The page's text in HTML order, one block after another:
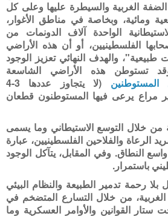
الغربية والسيطرة عليها وعلى كل
ومائية، وبخاصة في مناطق الأغوار،
الواحدة آلاف الدونمات من
الفلسطينيين، أو أن هذه الأراضي
طبيعية"، والهدف النهائي تعزيز الوجود
وقد تستوطن هذه الأراضي الشاسعة
(لا يتجاوز عددها 3-4
مراع يرعى فيها المستوطنون قطعان
من خلال التوسع الاستيطاني وما يسمى
الرعاة والفلاحين الفلسطينيين، عبارة
النطاق. وفي المقابل، يتآكل الوجود
باستمرار.
بلا رحمة تدمير الطبيعة والنظام البيئي
من خلال التسارع المتضخم في
ستار القوانين والأوامر العسكرية وما